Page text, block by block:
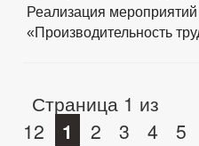
Реализация
«Производительность
Страница 1 из
12
1 2 3 4 5